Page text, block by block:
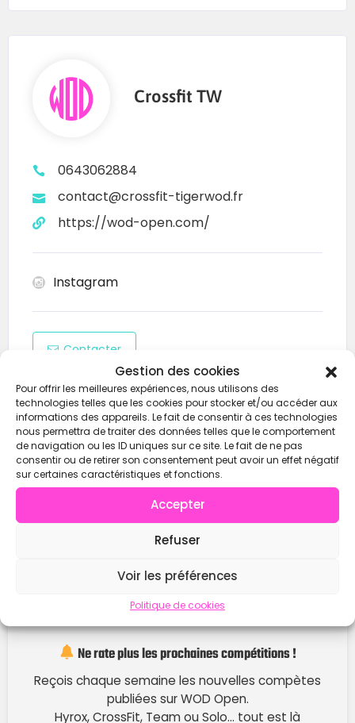
Gestion des cookies
Pour offrir les meilleures expériences, nous utilisons des
technologies telles que les cookies pour stocker et/ou accéder aux
informations des appareils. Le fait de consentir à ces technologies
nous permettra de traiter des données telles que le comportement
de navigation ou les ID uniques sur ce site. Le fait de ne pas
consentir ou de retirer son consentement peut avoir un effet négatif
sur certaines caractéristiques et fonctions.
Accepter
Refuser
Voir les préférences
Politique de cookies
Crossfit TW
0643062884
contact@crossfit-tigerwod.fr
https://wod-open.com/
Instagram
Contacter
Ne rate plus les prochaines compétitions !
Reçois chaque semaine les nouvelles compètes
publiées sur WOD Open.
Hyrox, CrossFit, Team ou Solo… tout est là